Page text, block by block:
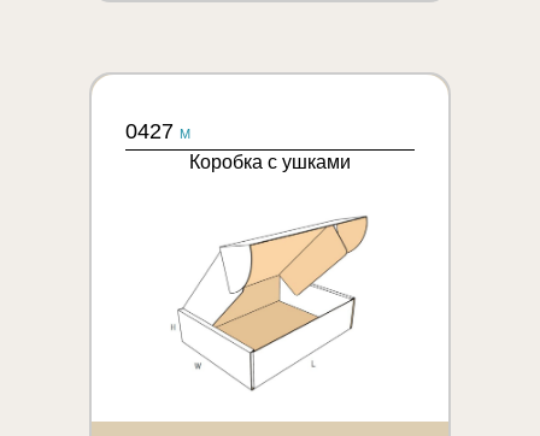
0427 M
Коробка с ушками